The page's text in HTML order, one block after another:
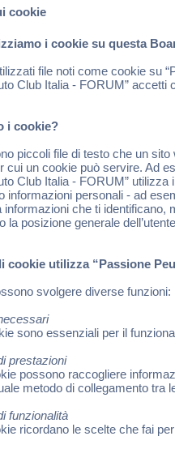
cookie
i cookie su questa
file noti come cookie su
Club Italia - FORUM”
i cookie?
piccoli file di testo che un
cui un cookie può servire. Ad
Club Italia - FORUM”
informazioni personali - ad
informazioni che ti identificano,
la posizione generale
cookie utilizza “Passione
svolgere diverse funzioni:
sono essenziali per il
prestazioni
possono raccogliere
metodo di collegamento tra
funzionalità
ricordano le scelte che fai